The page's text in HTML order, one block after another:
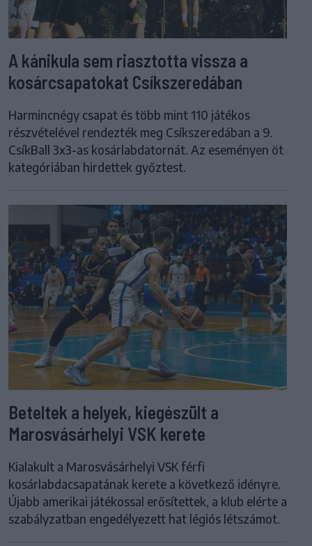
A kánikula sem riasztotta vissza a
kosárcsapatokat Csíkszeredában
Harmincnégy csapat és több mint 110 játékos
részvételével rendezték meg Csíkszeredában a 9.
CsíkBall 3x3-as kosárlabdatornát. Az eseményen öt
kategóriában hirdettek győztest.
Beteltek a helyek, kiegészült a
Marosvásárhelyi VSK kerete
Kialakult a Marosvásárhelyi VSK férfi
kosárlabdacsapatának kerete a következő idényre.
Újabb amerikai játékossal erősítettek, a klub elérte a
szabályzatban engedélyezett hat légiós létszámot.